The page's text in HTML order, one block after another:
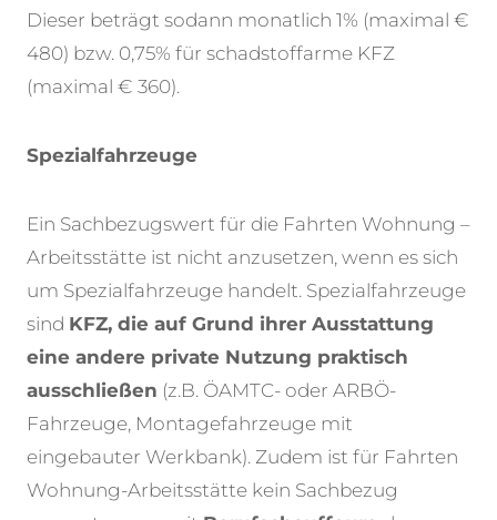
Dieser beträgt sodann monatlich 1% (maximal €
480) bzw. 0,75% für schadstoffarme KFZ
(maximal € 360).
Spezialfahrzeuge
Ein Sachbezugswert für die Fahrten Wohnung –
Arbeitsstätte ist nicht anzusetzen, wenn es sich
um Spezialfahrzeuge handelt. Spezialfahrzeuge
sind KFZ, die auf Grund ihrer Ausstattung
eine andere private Nutzung praktisch
ausschließen (z.B. ÖAMTC- oder ARBÖ-
Fahrzeuge, Montagefahrzeuge mit
eingebauter Werkbank). Zudem ist für Fahrten
Wohnung-Arbeitsstätte kein Sachbezug